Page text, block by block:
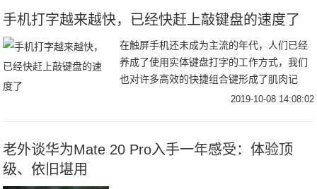
手机打字越来越快，已经快赶上敲键盘的速度了
在触屏手机还未成为主流的年代，人们已经
养成了使用实体键盘打字的工作方式，我们
也对许多高效的快捷组合键形成了肌肉记
忆。而早几年黑莓手机能够在移动办公领域
2019-10-08 14:08:02
老外谈华为Mate 20 Pro入手一年感受：体验顶
级、依旧堪用